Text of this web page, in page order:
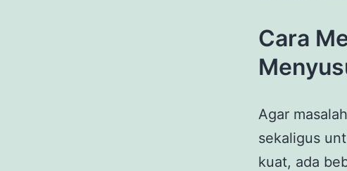
Cara
Agar
sekaligus
kuat, ada